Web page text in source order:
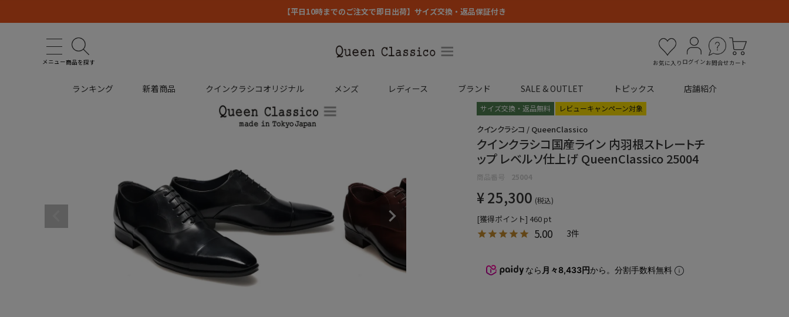
【平日10時までのご注文で即日出荷】サイズ交換・返品保証付き
メニュー商品を探す お気に入り ログインお問合せカート
ランキング 新着商品 クインクラシコオリジナル メンズ レディース ブランド SALE & OUTLET トピックス 店舗紹介
サイズ交換・返品無料 レビューキャンペーン対象
クインクラシコ / QueenClassico
クインクラシコ国産ライン 内羽根ストレートチ
ップ レベルソ仕上げ QueenClassico 25004
商品番号 25004
¥25,300 税込
[獲得ポイント] 460 pt
5.00 3
なら 月々8,433円から。分割手数料無料